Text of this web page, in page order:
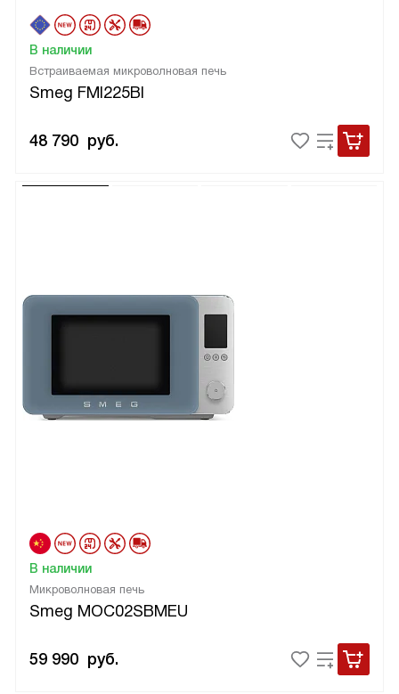
Встраиваемая микроволновая печь
Smeg FMI225BI
В наличии
48 790 руб.
Микроволновая печь
Smeg MOC02SBMEU
В наличии
59 990 руб.